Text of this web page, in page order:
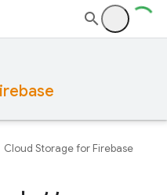
Cloud Storage for Firebase